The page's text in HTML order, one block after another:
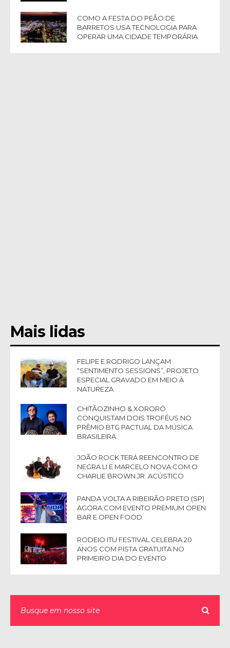
COMO A FESTA DO PEÃO DE
BARRETOS USA TECNOLOGIA PARA
OPERAR UMA CIDADE TEMPORÁRIA
Mais lidas
FELIPE E RODRIGO LANÇAM
“SENTIMENTO SESSIONS”, PROJETO
ESPECIAL GRAVADO EM MEIO À
NATUREZA
CHITÃOZINHO & XORORÓ
CONQUISTAM DOIS TROFÉUS NO
PRÊMIO BTG PACTUAL DA MÚSICA
BRASILEIRA
JOÃO ROCK TERÁ REENCONTRO DE
NEGRA LI E MARCELO NOVA COM O
CHARLIE BROWN JR. ACÚSTICO
PANDA VOLTA A RIBEIRÃO PRETO (SP)
AGORA COM EVENTO PREMIUM OPEN
BAR E OPEN FOOD
RODEIO ITU FESTIVAL CELEBRA 20
ANOS COM PISTA GRATUITA NO
PRIMEIRO DIA DO EVENTO